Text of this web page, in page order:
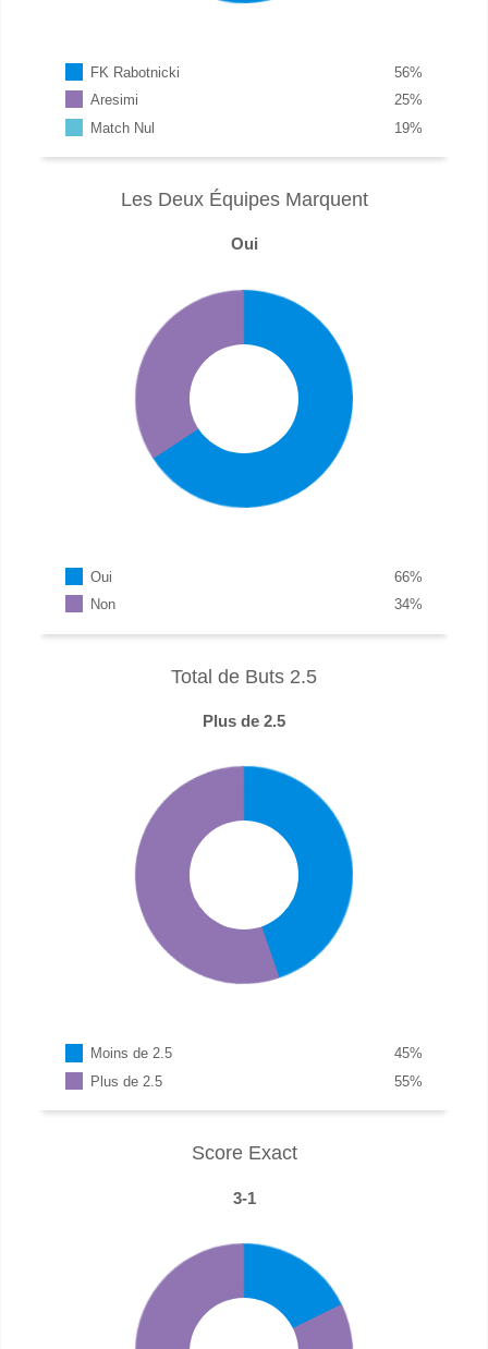
FK Rabotnicki %
56
Aresimi
%
25
Match Nul
%
19
Les Deux Équipes Marquent
Oui
Oui %
66
Non
%
34
Total de Buts 2.5
Plus de 2.5
Moins de 2.5 %
45
Plus de 2.5
%
55
Score Exact
3-1